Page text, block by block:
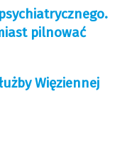
pilnować
Więziennej